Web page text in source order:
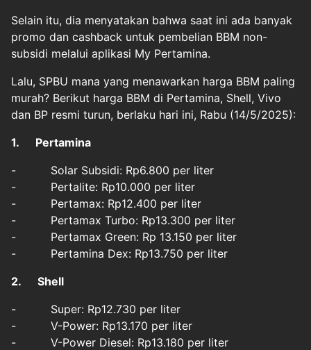
Selain itu, dia menyatakan bahwa saat ini ada banyak
promo dan cashback untuk pembelian BBM non-
subsidi melalui aplikasi My Pertamina.
Lalu, SPBU mana yang menawarkan harga BBM paling
murah? Berikut harga BBM di Pertamina, Shell, Vivo
dan BP resmi turun, berlaku hari ini, Rabu (14/5/2025):
1. Pertamina
- Solar Subsidi: Rp6.800 per liter
- Pertalite: Rp10.000 per liter
- Pertamax: Rp12.400 per liter
- Pertamax Turbo: Rp13.300 per liter
- Pertamax Green: Rp 13.150 per liter
- Pertamina Dex: Rp13.750 per liter
2. Shell
- Super: Rp12.730 per liter
- V-Power: Rp13.170 per liter
- V-Power Diesel: Rp13.180 per liter